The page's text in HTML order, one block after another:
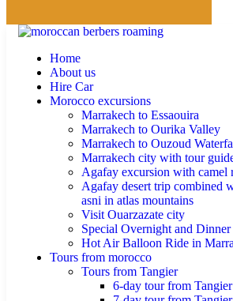
Home
About us
Hire Car
Morocco excursions
Marrakech to Essaouira
Marrakech to Ourika Valley
Marrakech to Ouzoud
Marrakech city with tour
Agafay excursion with camel
Agafay desert trip combined
asni in atlas mountains
Visit Ouarzazate city
Special Overnight and
Hot Air Balloon Ride in
Tours from morocco
Tours from Tangier
6-day tour from